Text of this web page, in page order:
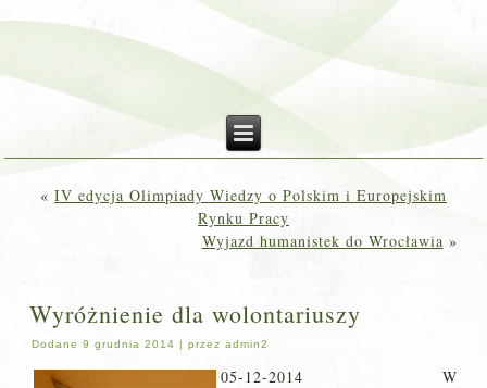
« IV edycja Olimpiady Wiedzy o Polskim i Europejskim
Rynku Pracy
Wyjazd humanistek do Wrocławia »
Wyróżnienie dla wolontariuszy
Dodane 9 grudnia 2014 |przez admin2
05-12-2014 W